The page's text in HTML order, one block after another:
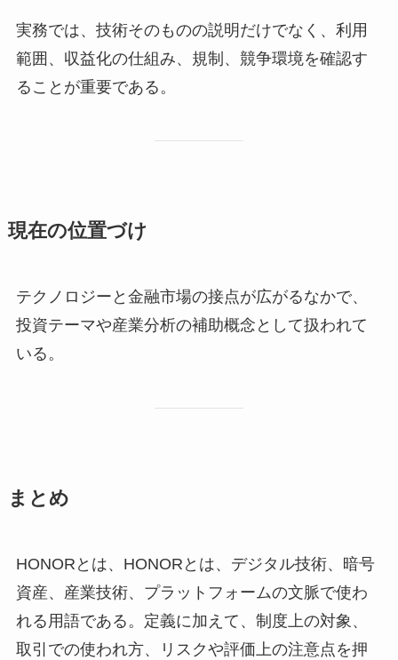
実務では、技術そのものの説明だけでなく、利用
範囲、収益化の仕組み、規制、競争環境を確認す
ることが重要である。
現在の位置づけ
テクノロジーと金融市場の接点が広がるなかで、
投資テーマや産業分析の補助概念として扱われて
いる。
まとめ
HONORとは、HONORとは、デジタル技術、暗号
資産、産業技術、プラットフォームの文脈で使わ
れる用語である。定義に加えて、制度上の対象、
取引での使われ方、リスクや評価上の注意点を押